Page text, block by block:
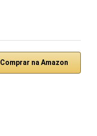
Comprar na Amazon